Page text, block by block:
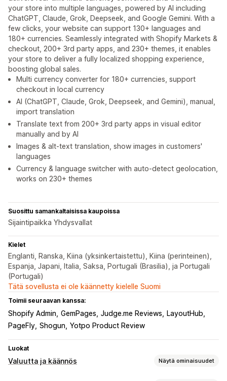
your store into multiple languages, powered by AI including
ChatGPT, Claude, Grok, Deepseek, and Google Gemini. With a
few clicks, your website can support 130+ languages and
180+ currencies. Seamlessly integrated with Shopify Markets &
checkout, 200+ 3rd party apps, and 230+ themes, it enables
your store to deliver a fully localized shopping experience,
boosting global sales.
Multi currency converter for 180+ currencies, support
checkout in local currency
AI (ChatGPT, Claude, Grok, Deepseek, and Gemini), manual,
import translation
Translate text from 200+ 3rd party apps in visual editor
manually and by AI
Images & alt-text translation, show images in customers'
languages
Currency & language switcher with auto-detect geolocation,
works on 230+ themes
Suosittu samankaltaisissa kaupoissa
Sijaintipaikka Yhdysvallat
Kielet
Englanti, Ranska, Kiina (yksinkertaistettu), Kiina (perinteinen),
Espanja, Japani, Italia, Saksa, Portugali (Brasilia), ja Portugali
(Portugali)
Tätä sovellusta ei ole käännetty kielelle Suomi
Toimii seuraavan kanssa:
Shopify Admin GemPages Judge.me Reviews
LayoutHub
PageFly Shogun Yotpo Product Review
Luokat
Valuutta ja käännös Näytä ominaisuudet